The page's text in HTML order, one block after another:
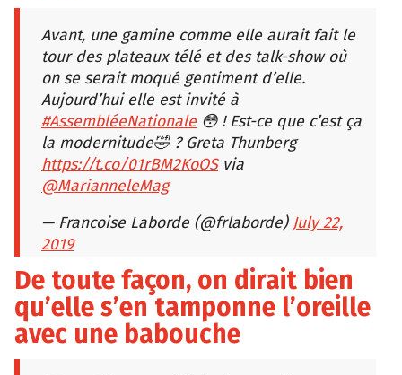
Avant, une gamine comme elle aurait fait le
tour des plateaux télé et des talk-show où
on se serait moqué gentiment d’elle.
Aujourd’hui elle est invité à
#AssembléeNationale😳 ! Est-ce que c’est ça
la modernitude🤣 ? Greta Thunberg
https://t.co/01rBM2KoOSvia
@MarianneleMag
— Francoise Laborde (@frlaborde)July 22,
2019
De toute façon, on dirait bien
qu’elle s’en tamponne l’oreille
avec une babouche